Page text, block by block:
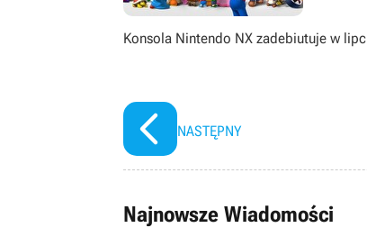
Konsola Nintendo NX zadebiutuje w
NASTĘPNY
Najnowsze Wiadomości